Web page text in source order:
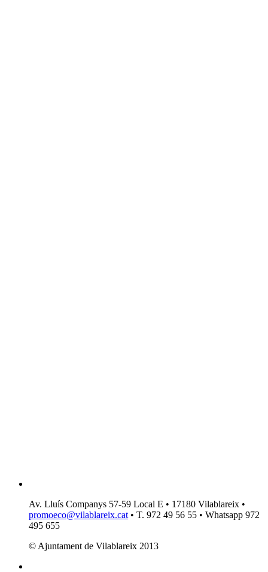
Av. Lluís Companys 57-59 Local E • 17180 Vilablareix •
promoeco@vilablareix.cat • T. 972 49 56 55 • Whatsapp 972
495 655
© Ajuntament de Vilablareix 2013